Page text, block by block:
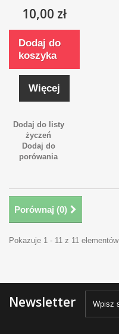
10,00 zł
Dodaj do
koszyka
Więcej
Dodaj do listy
życzeń
Dodaj do
porówania
Porównaj (0)
Pokazuje 1 - 11 z 11 elementów
Newsletter